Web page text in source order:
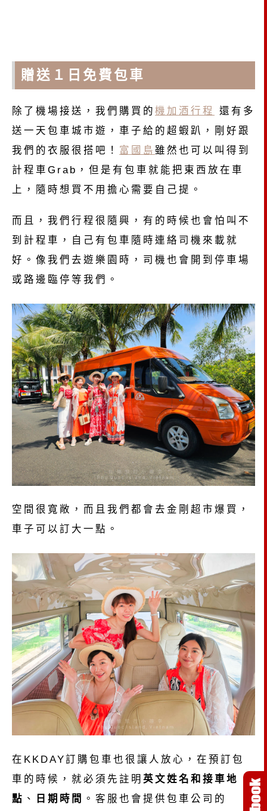
贈送１日免費包車
除了機場接送，我們購買的 機加酒行程
還有多
送一天包車城市遊，車子給的超蝦趴，剛好跟
我們的衣服很搭吧！ 富國島 雖然也可以叫得到
計程車Grab，但是有包車就能把東西放在車
上，隨時想買不用擔心需要自己提。
而且，我們行程很隨興，有的時候也會怕叫不
到計程車，自己有包車隨時連絡司機來載就
好。像我們去遊樂園時，司機也會開到停車場
或路邊臨停等我們。
空間很寬敞，而且我們都會去金剛超市爆買，
車子可以訂大一點。
在KKDAY訂購包車也很讓人放心，在預訂包
車的時候，就必須先註明 英文姓名和接車地
點 、 日期時間 。客服也會提供包車公司的